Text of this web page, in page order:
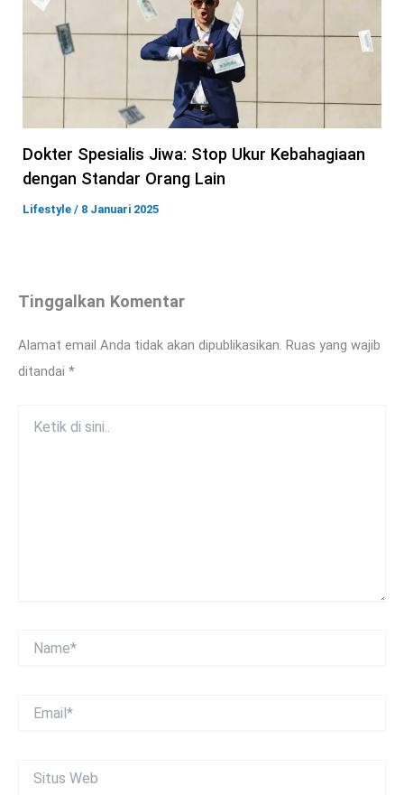
Dokter Spesialis Jiwa: Stop Ukur Kebahagiaan
dengan Standar Orang Lain
Lifestyle / 8 Januari 2025
Tinggalkan Komentar
Alamat email Anda tidak akan dipublikasikan. Ruas yang wajib
ditandai *
Web